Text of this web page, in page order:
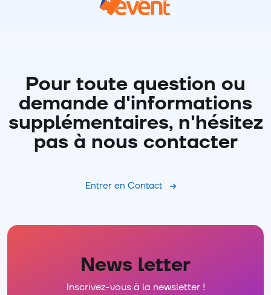
Pour toute question ou
demande d'informations
supplémentaires, n'hésitez
pas à nous contacter
Entrer en Contact
News letter
Inscrivez-vous à la newsletter !